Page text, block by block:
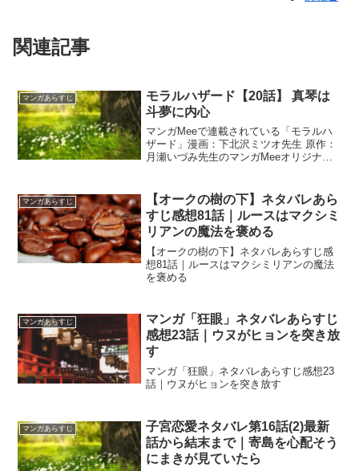
関連記事
マンガあらすじ
モラルハザード【20話】 真琴は
斗夢に内心
マンガMeeで連載されている「モラルハ
ザード」漫画：下北沢ミツオ先生 原作：
月瀬いづみ先生のマンガMeeオリジナル
のかなぁっ！？と思ったのでした。
マンガあらすじ
【オークの樹の下】ネタバレあら
すじ感想81話｜ルースはマクシミ
リアンの魔法を褒める
【オークの樹の下】ネタバレあらすじ感
想81話｜ルースはマクシミリアンの魔法
を褒める
マンガあらすじ
マンガ「狂眼」ネタバレあらすじ
感想23話｜ウヌがヒョンを突き放
す
マンガ「狂眼」ネタバレあらすじ感想23
話｜ウヌがヒョンを突き放す
マンガあらすじ
子宮恋愛ネタバレ第16話(2)最新
話から結末まで｜寄島を心配そう
にまきが見ていたら